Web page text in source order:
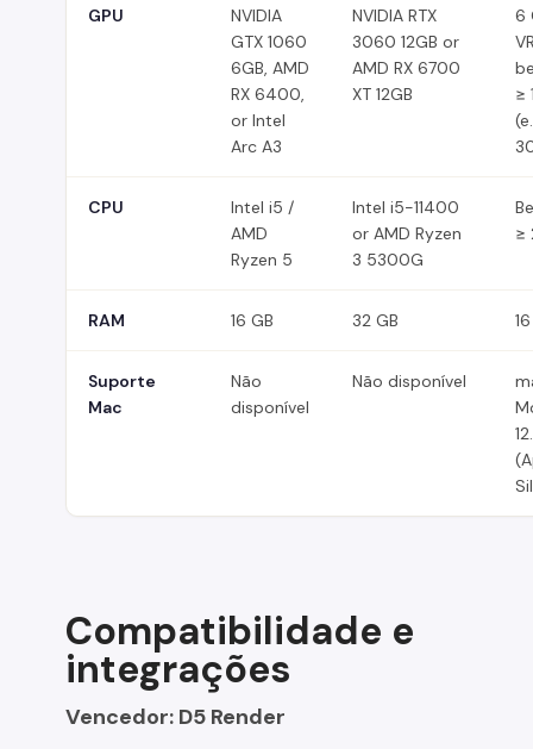
GPU
NVIDIA
GTX 1060
6GB, AMD
RX 6400,
or Intel
Arc A3
NVIDIA RTX
3060 12GB or
AMD RX 6700
XT 12GB
6
≥
CPU
Intel i5 /
AMD
Ryzen 5
Intel i5-11400
or AMD Ryzen
3 5300G
≥
RAM 16 GB 32 GB
Suporte
Mac
Não
disponível
Não disponível
Compatibilidade e
integrações
Vencedor: D5 Render